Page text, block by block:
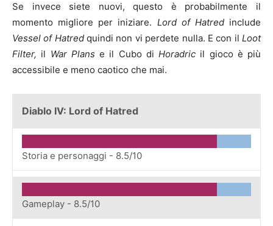
Se invece siete nuovi, questo è probabilmente il
momento migliore per iniziare. Lord of Hatredinclude
Vessel of Hatredquindi non vi perdete nulla. E con ilLoot
Filter, il War Plans e il Cubo di Horadric il gioco è più
accessibile e meno caotico che mai.
Diablo IV: Lord of Hatred
Storia e personaggi - 8.5/10
Gameplay - 8.5/10